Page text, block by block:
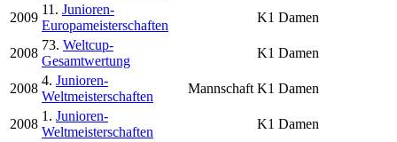
2009
11. Junioren-
Europameisterschaften
K1 Damen
2008
73. Weltcup-
Gesamtwertung
K1 Damen
2008
4. Junioren-
Weltmeisterschaften
Mannschaft K1 Damen
2008
1. Junioren-
Weltmeisterschaften
K1 Damen